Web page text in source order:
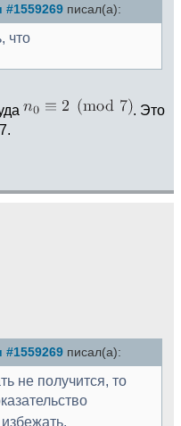
писал(а):
что
. Это
писал(а):
не получится, то